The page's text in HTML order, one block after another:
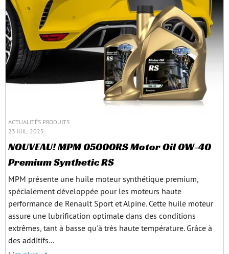
ACTUALITÉS PRODUITS
23 JUIL. 2025
NOUVEAU! MPM 05000RS Motor Oil 0W-40
Premium Synthetic RS
MPM présente une huile moteur synthétique premium,
spécialement développée pour les moteurs haute
performance de Renault Sport et Alpine. Cette huile moteur
assure une lubrification optimale dans des conditions
extrêmes, tant à basse qu'à très haute température. Grâce à
des additifs...